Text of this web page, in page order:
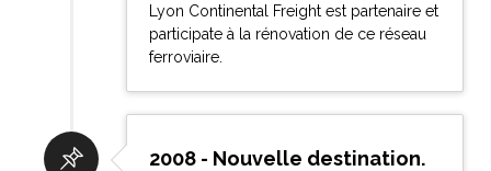
Lyon Continental Freight est partenaire et
participate à la rénovation de ce réseau
ferroviaire.
2008 - Nouvelle destination.